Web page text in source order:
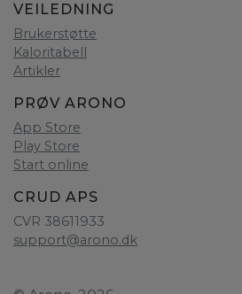
VEILEDNING
Brukerstøtte
Kaloritabell
Artikler
PRØV ARONO
App Store
Play Store
Start online
CRUD APS
CVR 38611933
support@arono.dk